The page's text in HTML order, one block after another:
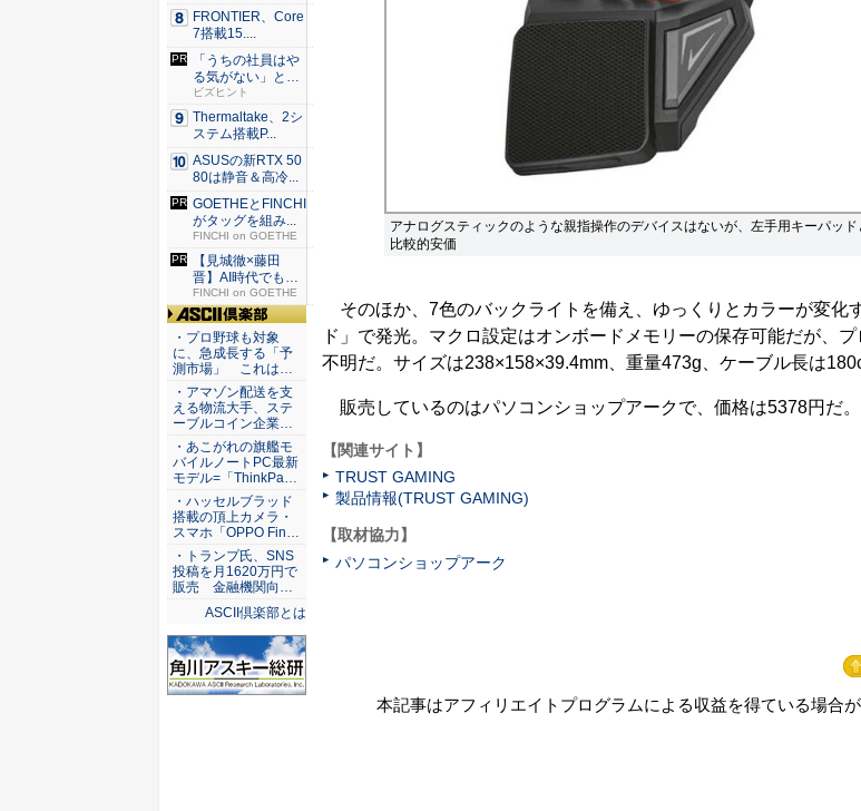
アナログスティックのような親指操作のデバイスはないが、左手用キーパッド
比較的安価
そのほか、7色のバックライトを備え、ゆっくりとカラーが変化
ド」で発光。マクロ設定はオンボードメモリーの保存可能だが、
不明だ。サイズは238×158×39.4mm、重量473g、ケーブル長は
販売しているのはパソコンショップアークで、価格は5378円だ。
【関連サイト】
TRUST GAMING
製品情報(TRUST GAMING)
【取材協力】
パソコンショップアーク
本記事はアフィリエイトプログラムによる収益を得ている場合
FRONTIER、Core
7搭載15....
「うちの社員はや
る気がない」と嘆
くリーダ...
ビズヒント
Thermaltake、2シ
ステム搭載P...
ASUSの新RTX 50
80は静音＆高冷...
GOETHEとFINCHI
がタッグを組み...
FINCHI on GOETHE
【見城徹×藤田
晋】AI時代でも変
わらない...
FINCHI on GOETHE
ASCII倶楽部
・プロ野球も対象
に、急成長する「予
測市場」 これは…
・アマゾン配送を支
える物流大手、ステ
ーブルコイン企業…
・あこがれの旗艦モ
バイルノートPC最新
モデル=「ThinkPa…
・ハッセルブラッド
搭載の頂上カメラ・
スマホ「OPPO Fin…
・トランプ氏、SNS
投稿を月1620万円で
販売 金融機関向…
ASCII倶楽部とは